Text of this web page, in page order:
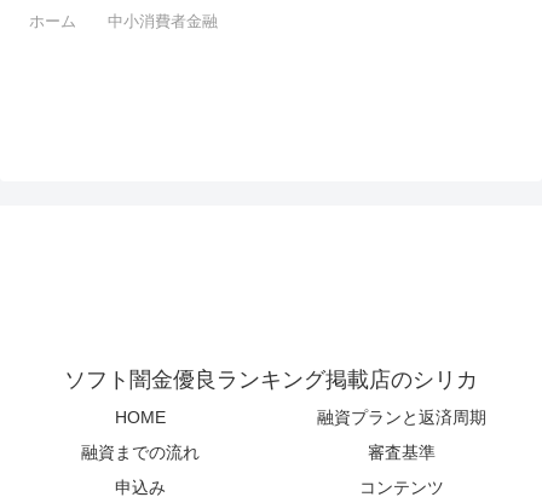
ホーム 中小消費者金融
ソフト闇金優良ランキング掲載店のシリカ
HOME
融資プランと返済周期
融資までの流れ
審査基準
申込み
コンテンツ